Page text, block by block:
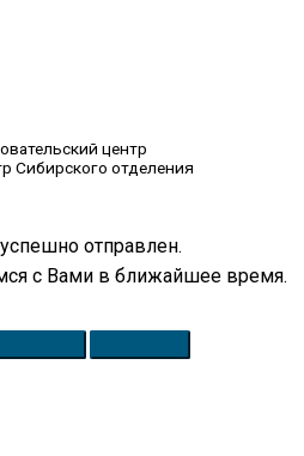
центр
Сибирского отделения
отправлен.
с Вами в ближайшее время.